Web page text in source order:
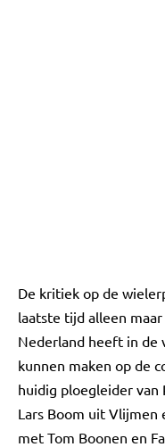
De kritiek op de
laatste tijd alleen
Nederland heeft in de
kunnen maken op de
huidig ploegleider van
Lars Boom uit Vlijmen
met Tom Boonen en